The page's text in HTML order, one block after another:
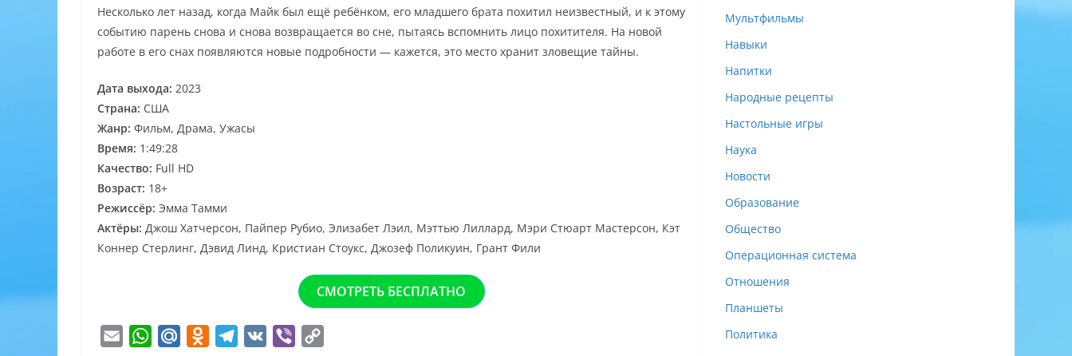
Несколько лет назад, когда Майк был ещё ребёнком, его младшего брата похитил неизвестный, и к этому
событию парень снова и снова возвращается во сне, пытаясь вспомнить лицо похитителя. На новой
работе в его снах появляются новые подробности — кажется, это место хранит зловещие тайны.
Дата выхода: 2023
Страна: США
Жанр: Фильм, Драма, Ужасы
Время: 1:49:28
Качество: Full HD
Возраст: 18+
Режиссёр: Эмма Тамми
Актёры: Джош Хатчерсон, Пайпер Рубио, Элизабет Лэил, Мэттью Лиллард, Мэри Стюарт Мастерсон, Кэт
Коннер Стерлинг, Дэвид Линд, Кристиан Стоукс, Джозеф Поликуин, Грант Фили
СМОТРЕТЬ БЕСПЛАТНО
W
Мультфильмы
Навыки
Напитки
Народные рецепты
Настольные игры
Наука
Новости
Образование
Общество
Операционная система
Отношения
Планшеты
Политика